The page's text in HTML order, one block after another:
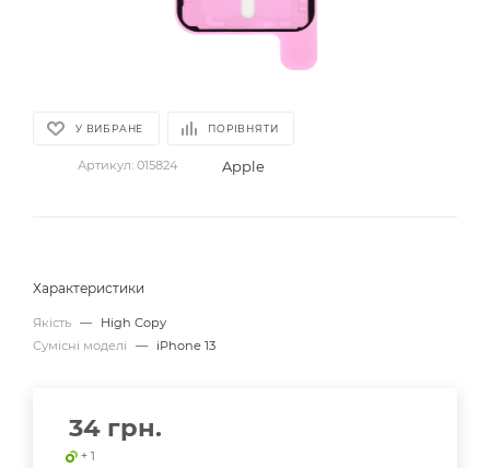
У ВИБРАНЕ ПОРІВНЯТИ
Артикул: 015824 Apple
Характеристики
Якість —
High Copy
Сумісні моделі
— iPhone 13
34 грн.
+ 1